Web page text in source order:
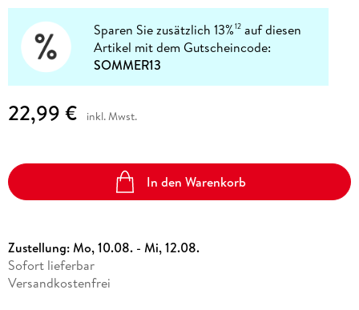
Sparen Sie zusätzlich 13%12 auf diesen
Artikel mit dem Gutscheincode:
SOMMER13
22,99 € inkl. Mwst.
In den Warenkorb
Zustellung:Mo, 10.08. - Mi, 12.08.
Sofort lieferbar
Versandkostenfrei